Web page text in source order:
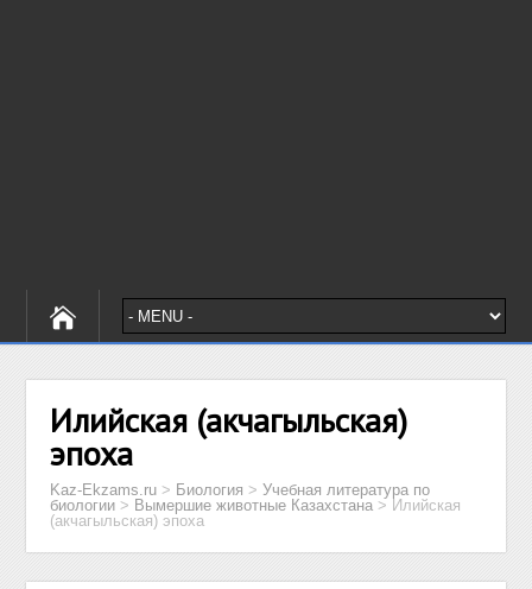
Илийская (акчагыльская)
эпоха
Kaz-Ekzams.ru > Биология >Учебная литература по
биологии > Вымершие животные Казахстана > Илийская
(акчагыльская) эпоха